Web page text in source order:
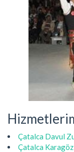
Çatalca Davul
Çatalca